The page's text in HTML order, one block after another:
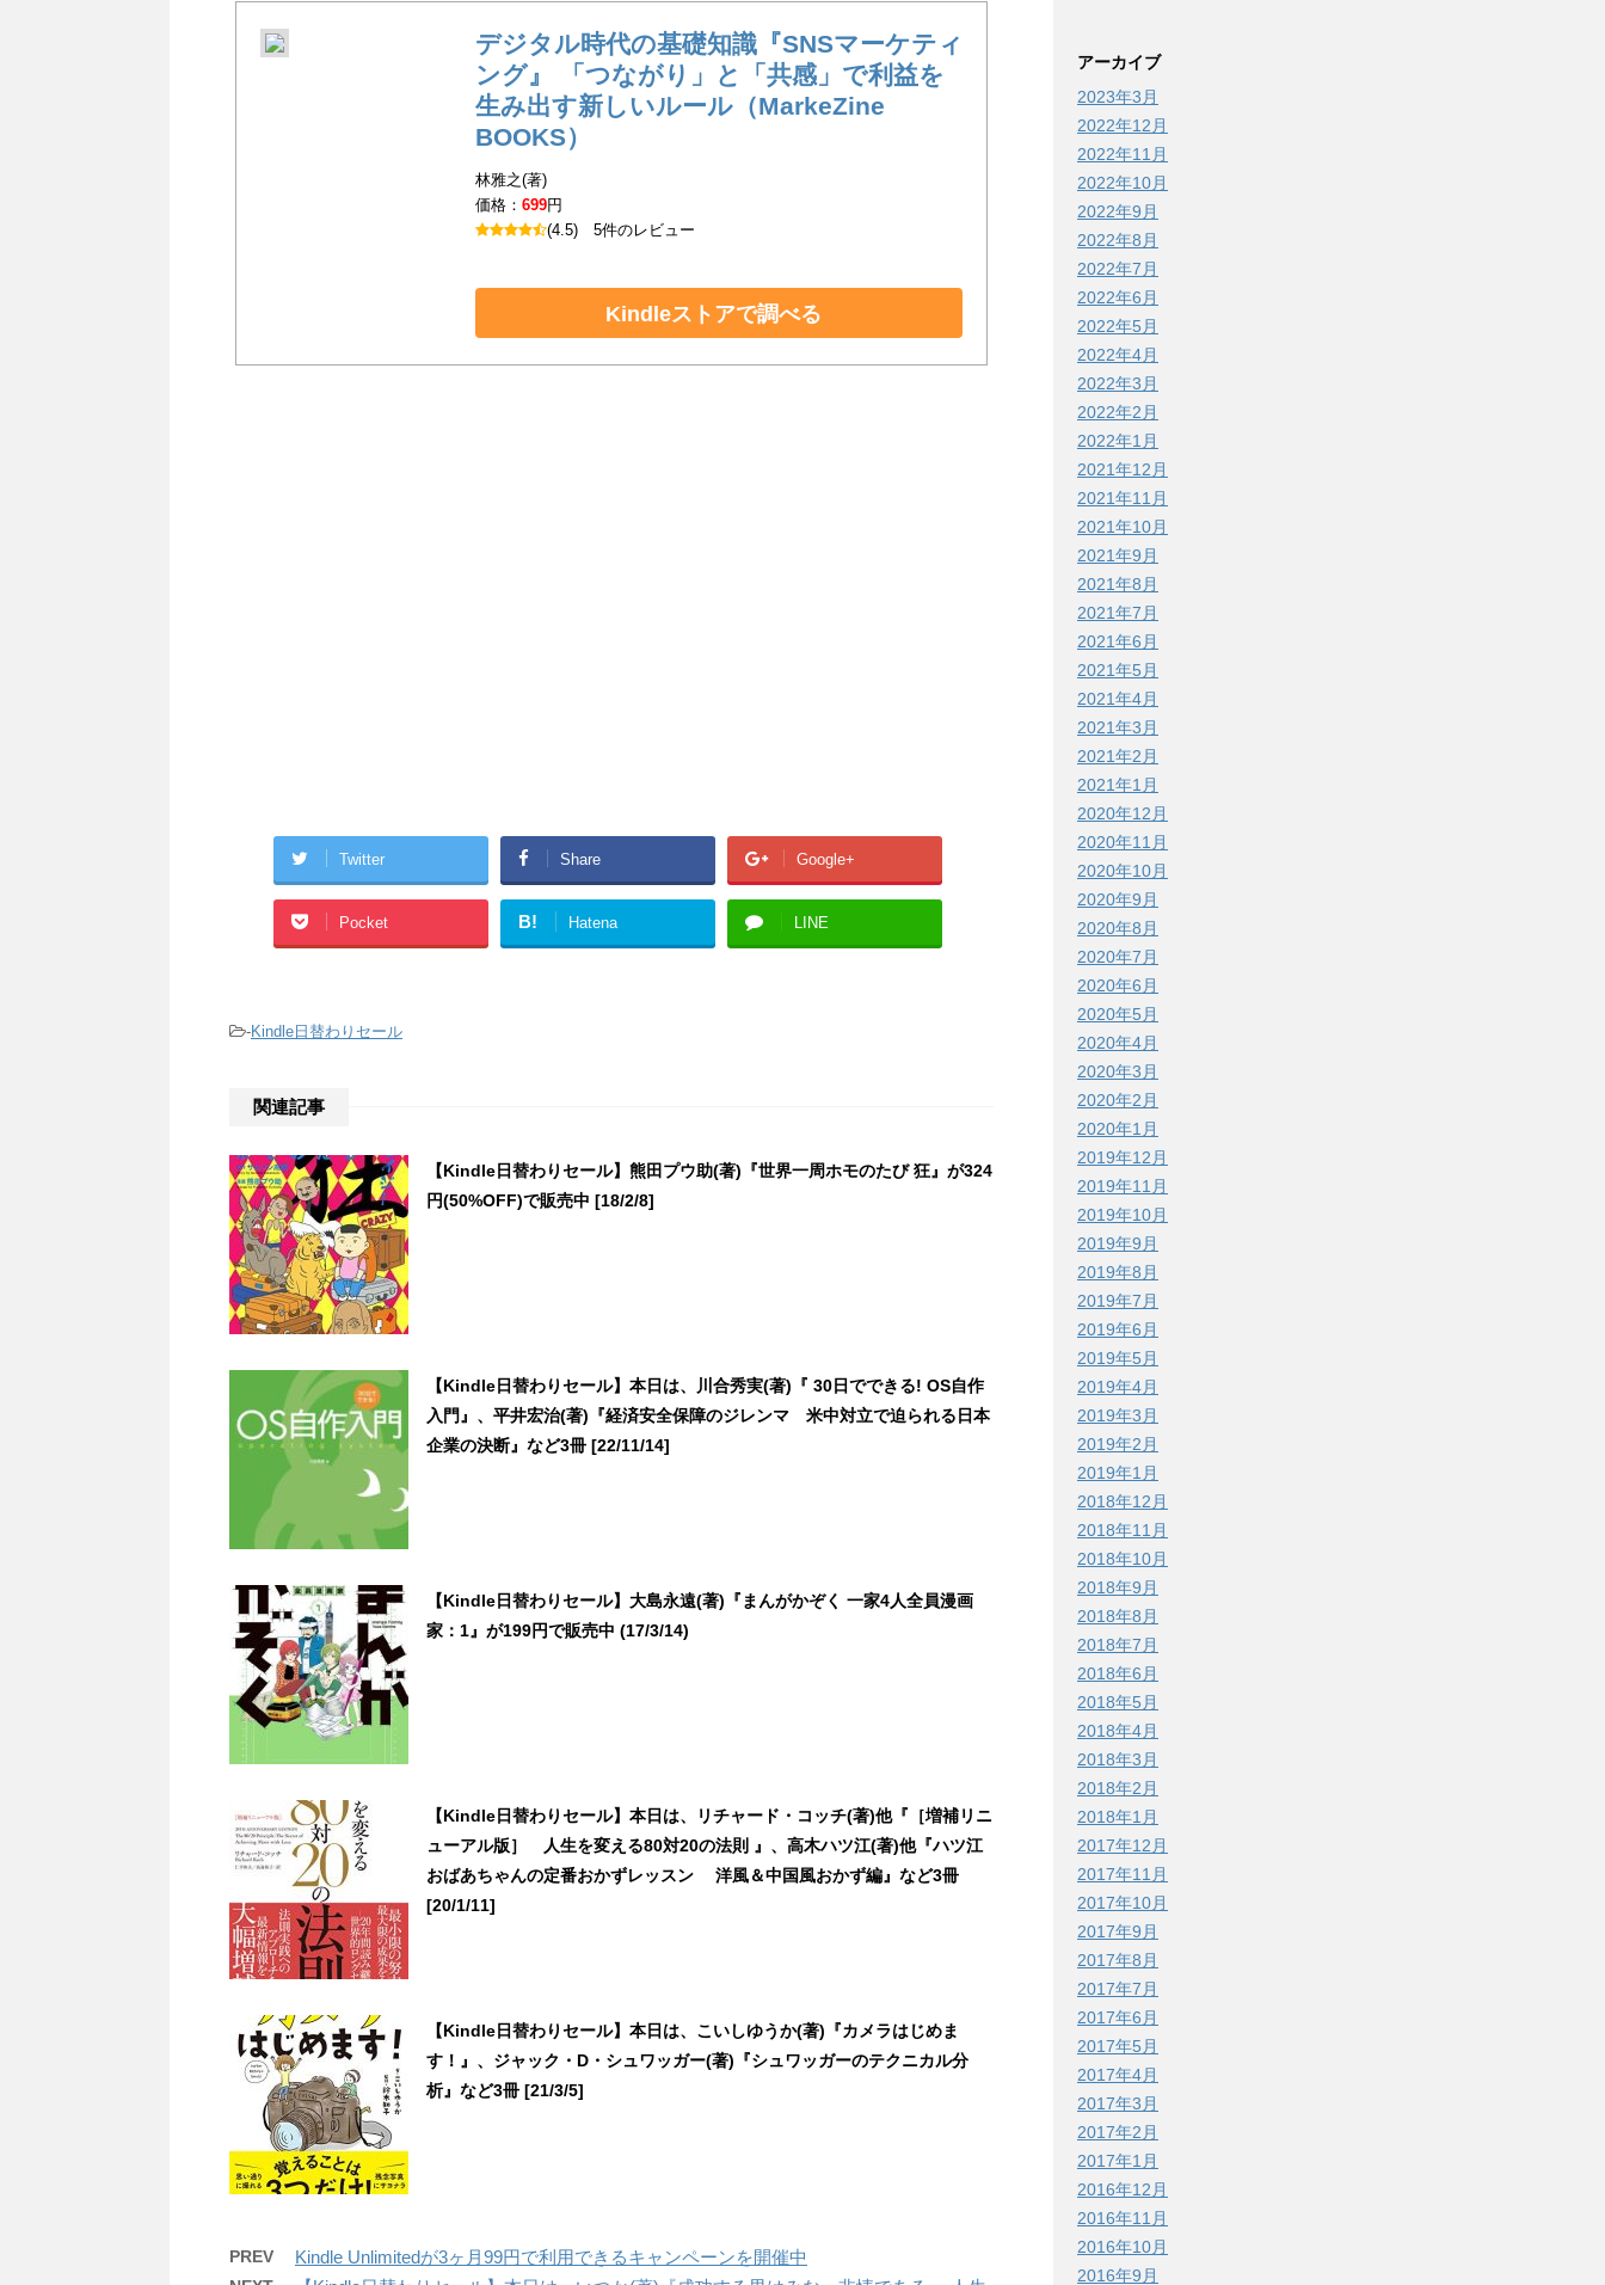
デジタル時代の基礎知識『SNSマーケティ
ング』 「つながり」と「共感」で利益を
生み出す新しいルール（MarkeZine
BOOKS）
林雅之(著)
価格：699円
(4.5)5件のレビュー
Kindleストアで調べる
Twitter Share Google+
Pocket B! Hatena LINE
-Kindle日替わりセール
関連記事
【Kindle日替わりセール】熊田プウ助(著)『世界一周ホモのたび 狂』が324
円(50%OFF)で販売中 [18/2/8]
【Kindle日替わりセール】本日は、川合秀実(著)『 30日でできる! OS自作
入門』、平井宏治(著)『経済安全保障のジレンマ 米中対立で迫られる日本
企業の決断』など3冊 [22/11/14]
【Kindle日替わりセール】大島永遠(著)『まんがかぞく 一家4人全員漫画
家：1』が199円で販売中 (17/3/14)
【Kindle日替わりセール】本日は、リチャード・コッチ(著)他『［増補リニ
ューアル版］ 人生を変える80対20の法則 』、高木ハツ江(著)他『ハツ江
おばあちゃんの定番おかずレッスン 洋風＆中国風おかず編』など3冊
[20/1/11]
【Kindle日替わりセール】本日は、こいしゆうか(著)『カメラはじめま
す！』、ジャック・D・シュワッガー(著)『シュワッガーのテクニカル分
析』など3冊 [21/3/5]
PREV Kindle Unlimitedが3ヶ月99円で利用できるキャンペーンを開催中
アーカイブ
2023年3月
2022年12月
2022年11月
2022年10月
2022年9月
2022年8月
2022年7月
2022年6月
2022年5月
2022年4月
2022年3月
2022年2月
2022年1月
2021年12月
2021年11月
2021年10月
2021年9月
2021年8月
2021年7月
2021年6月
2021年5月
2021年4月
2021年3月
2021年2月
2021年1月
2020年12月
2020年11月
2020年10月
2020年9月
2020年8月
2020年7月
2020年6月
2020年5月
2020年4月
2020年3月
2020年2月
2020年1月
2019年12月
2019年11月
2019年10月
2019年9月
2019年8月
2019年7月
2019年6月
2019年5月
2019年4月
2019年3月
2019年2月
2019年1月
2018年12月
2018年11月
2018年10月
2018年9月
2018年8月
2018年7月
2018年6月
2018年5月
2018年4月
2018年3月
2018年2月
2018年1月
2017年12月
2017年11月
2017年10月
2017年9月
2017年8月
2017年7月
2017年6月
2017年5月
2017年4月
2017年3月
2017年2月
2017年1月
2016年12月
2016年11月
2016年10月
2016年9月